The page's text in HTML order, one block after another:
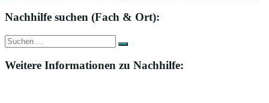
Nachhilfe suchen (Fach & Ort):
Suche
nach:
Suchen
Weitere Informationen zu Nachhilfe: